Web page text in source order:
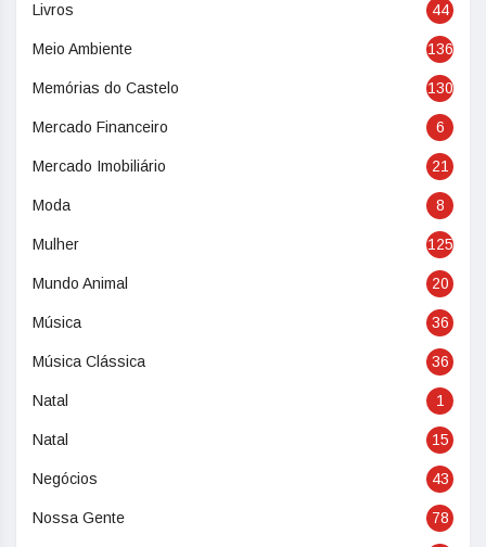
Livros 44
Meio Ambiente 136
Memórias do Castelo 130
Mercado Financeiro 6
Mercado Imobiliário 21
Moda 8
Mulher 125
Mundo Animal 20
Música 36
Música Clássica 36
Natal 1
Natal 15
Negócios 43
Nossa Gente 78